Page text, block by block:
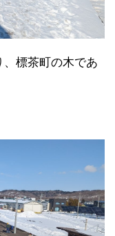
標茶町の木であ